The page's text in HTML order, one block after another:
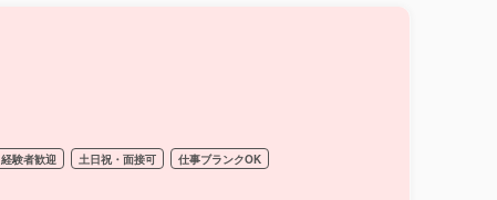
経験者歓迎 土日祝・面接可 仕事ブランクOK